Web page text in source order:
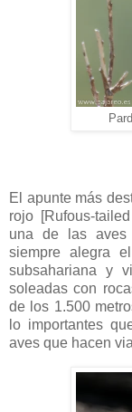
El apunte más
rojo [Rufous-
una de las aves
siempre alegra
subsahariana y
soleadas con
de los 1.500
lo importantes
aves que hacen